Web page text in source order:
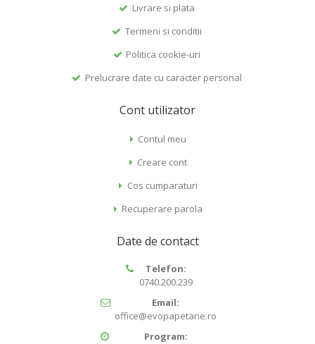
Livrare si plata
Termeni si conditii
Politica cookie-uri
Prelucrare date cu caracter personal
Cont utilizator
Contul meu
Creare cont
Cos cumparaturi
Recuperare parola
Date de contact
Telefon:
0740.200.239
Email:
office@evopapetarie.ro
Program: